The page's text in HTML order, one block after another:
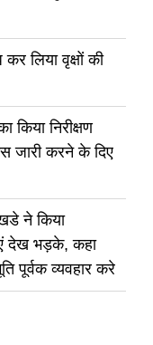
कर लिया वृक्षों की
किया निरीक्षण
जारी करने के दिए
ने किया
देख भड़के, कहा
पूर्वक व्यवहार करे